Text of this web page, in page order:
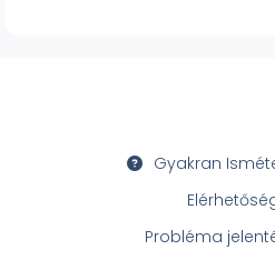
Gyakran
Probléma